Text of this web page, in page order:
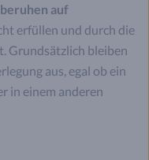
auf
erfüllen und durch die
Grundsätzlich bleiben
aus, egal ob ein
in einem anderen